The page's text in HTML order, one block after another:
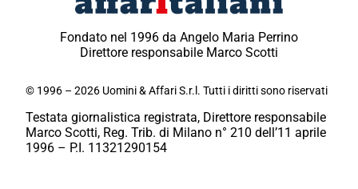
Fondato nel 1996 da Angelo Maria Perrino
Direttore responsabile Marco Scotti
© 1996 – 2026 Uomini & Affari S.r.l. Tutti i diritti sono riservati
Testata giornalistica registrata, Direttore responsabile
Marco Scotti, Reg. Trib. di Milano n° 210 dell’11 aprile
1996 – P.I. 11321290154